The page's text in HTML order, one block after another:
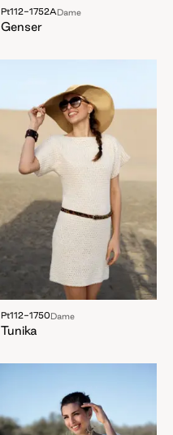
Pt112-1752ADame
Genser
Pt112-1750 Dame
Tunika